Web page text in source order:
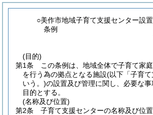
○美作市地域子育て支援センター設
条例
(目的)
第1条
この条例は、地域全体で子育て家
を行う為の拠点となる施設(以下「子育て
いう。)の設置及び管理に関し、必要な
目的とする。
(名称及び位置)
第2条
子育て支援センターの名称及び位